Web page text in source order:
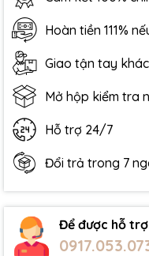
Hoàn tiền 111%
Giao tận tay
Mở hộp kiểm tra
Hỗ trợ 24/7
Đổi trả trong 7
Để được hỗ